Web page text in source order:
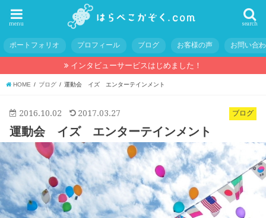
search
menu
ポートフォリオ プロフィール ブログ お客様の声 お問い合
インタビューサービスはじめました！
HOME ブログ 運動会 イズ エンターテインメント
ブログ
2016.10.02 2017.03.27
運動会 イズ エンターテインメント